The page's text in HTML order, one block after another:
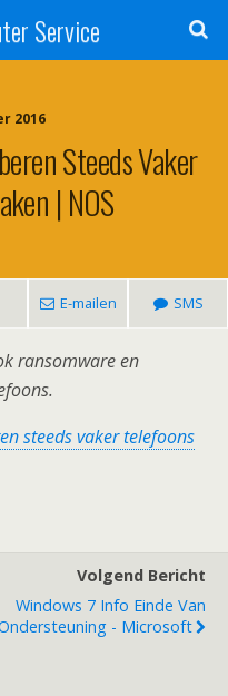
Service
2016
Steeds Vaker
| NOS
E-mailen SMS
ransomware en
steeds vaker telefoons
Volgend Bericht
Windows 7 Info Einde Van
- Microsoft